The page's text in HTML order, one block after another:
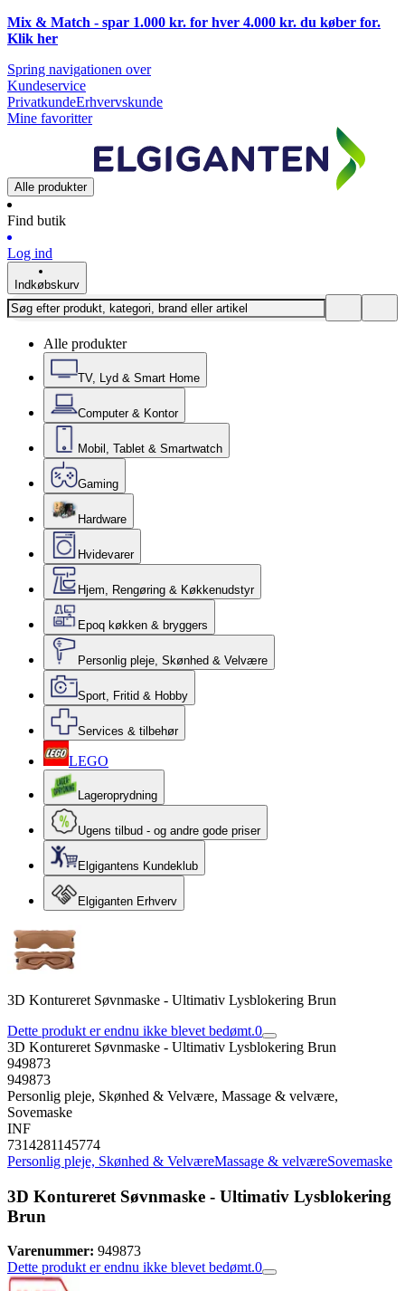
Mix & Match - spar 1.000 kr. for hver 4.000 kr. du køber for.
Klik her
Spring navigationen over
Kundeservice
PrivatkundeErhvervskunde
Mine favoritter
Alle produkter
Find butik
Log ind
Indkøbskurv
Alle produkter
TV, Lyd & Smart Home
Computer & Kontor
Mobil, Tablet & Smartwatch
Gaming
Hardware
Hvidevarer
Hjem, Rengøring & Køkkenudstyr
Epoq køkken & bryggers
Personlig pleje, Skønhed & Velvære
Sport, Fritid & Hobby
Services & tilbehør
LEGO
Lageroprydning
Ugens tilbud - og andre gode priser
Elgigantens Kundeklub
Elgiganten Erhverv
3D Kontureret Søvnmaske - Ultimativ Lysblokering Brun
Dette produkt er endnu ikke blevet bedømt.0
3D Kontureret Søvnmaske - Ultimativ Lysblokering Brun
949873
949873
Personlig pleje, Skønhed & Velvære, Massage & velvære,
Sovemaske
INF
7314281145774
Personlig pleje, Skønhed & VelværeMassage & velværeSovemaske
3D Kontureret Søvnmaske - Ultimativ Lysblokering
Brun
Varenummer: 949873
Dette produkt er endnu ikke blevet bedømt.0